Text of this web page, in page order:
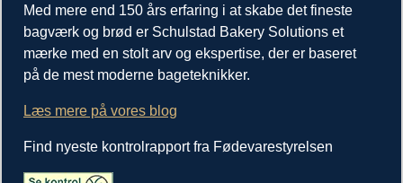
Med mere end 150 års erfaring i at skabe det fineste
bagværk og brød er Schulstad Bakery Solutions et
mærke med en stolt arv og ekspertise, der er baseret
på de mest moderne bageteknikker.
Læs mere på vores blog
Find nyeste kontrolrapport fra Fødevarestyrelsen